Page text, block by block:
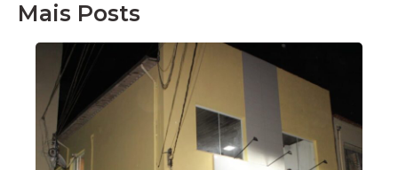
Mais Posts